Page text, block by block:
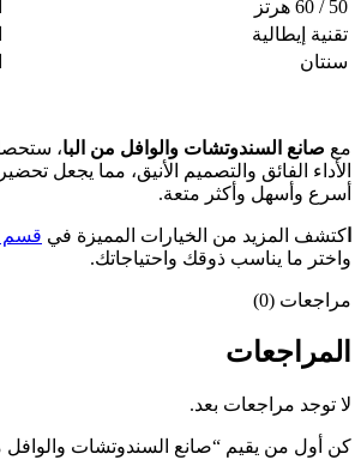
50 / 60 هرتز
تقنية إيطالية
سنتان
مع صانع السندوتشات والوافل من البا،
الأداء الفائق والتصميم الأنيق، مما يجعل
أسرع وأسهل وأكثر متعة.
كتشف المزيد من الخيارات المميزة في قسم
واختر ما يناسب ذوقك واحتياجاتك.
مراجعات (0)
المراجعات
لا توجد مراجعات بعد.
كن أول من يقيم “صانع السندوتشات والوافل